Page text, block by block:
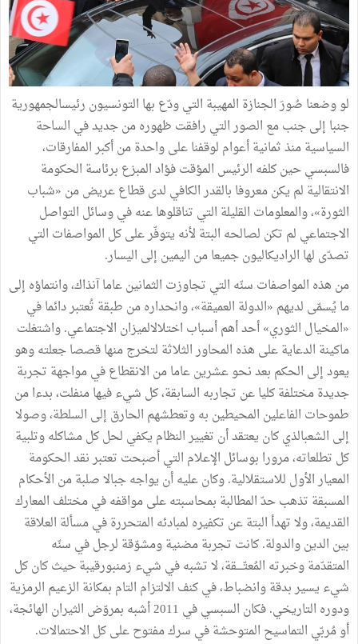
لو وضعنا صُورَ الجنازة المهيبة التي ودّع بها التونسيون رئيسالجمهورية
جنبا إلى جنب مع الصور التي رافقت ظهوره من جديد في الساحة
السياسية منذ ثمانية أعوام لوقفنا على واحدة من أكبر المفارقات،
فالسبسي حين كلفه الرئيس المؤقت فؤاد المبزع برئاسة الحكومة
الانتقالية لم يكن معروفا بالقدر الكافي لدى قطاع عريض من «شباب
الثورة»، والمعلومات القليلة التي تناقلوها عنه في وسائل التواصل
الاجتماعي لم تكن لصالحه البتة لأنه يتوفّر على كل المواصفات التي
تصدّى لها الراديكاليون جميعا من اليمين إلى اليسار.
من هذه المواصفات سنّه التي تجاوزت الثمانين عاما آنذاك، وانتماؤه إلى
ما يُسمّى لديهم «الدولة العميقة»، وانحداره من طبقة تُعتبر دائما في
«المخيال الثوري» أحد أهم أسباب اختلالالميزان الاجتماعي. واشتغلت
ماكينة الدعاية على هذه المحاور الثلاثة لتخرج منها قصصا جعلته وهو
يعود إلى الحكم بعد نحو عشرين عاما من الانقطاع في مواجهة تجربة
جديدة مختلفة كليا عن تجاربه السابقة، كل شيء فيها منفلت، بدءا من
طموحات الفاعلين المحيطين به وتعطشهم الحارق إلى السلطة، وصولا
إلى الشعبالذي كان يعتقد أن تغيير النظام يكفي لحل كل مشاكله وتلبية
كل تطلعاته، مرورا بوسائل الإعلام التي أصبحت تعتبر نقد الحكومة
المعيار الأول للاستقلالية. وكان عليه أن يواجه جبالا صلبة من الأحكام
المسبقة تذهب حدّ المطالبة بمحاسبته على مواقفه في مختلف المعارك
القديمة، ولا تهدأ البتة عن تكفيره لمبادئه المتحررة في مسألة العلاقة
بين الدين والدولة. كانت تجربة مضنية ومشوّقة لرجل في سنّه
المتقدّمة وخبرته المُعتّــــقة، لا تشبه في شيء زمنبورقيبة حيث كان كل
شيء يسير بدقة وانضباط، في كنف الالتزام التام بمكانة الزعيم الرمزية
ودوره التاريخي. فكان السبسي في 2011 أشبه بمروّض الثيران الهائجة،
أو مُربّي التماسيح المتوحشة في سرك مفتوح على كل الاحتمالات.